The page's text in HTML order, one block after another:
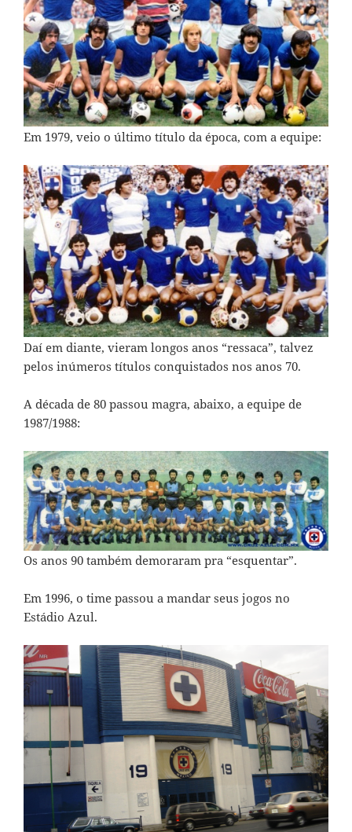
Em 1979, veio o último título da época, com a equipe:
Daí em diante, vieram longos anos “ressaca”, talvez
pelos inúmeros títulos conquistados nos anos 70.
A década de 80 passou magra, abaixo, a equipe de
1987/1988:
Os anos 90 também demoraram pra “esquentar”.
Em 1996, o time passou a mandar seus jogos no
Estádio Azul.